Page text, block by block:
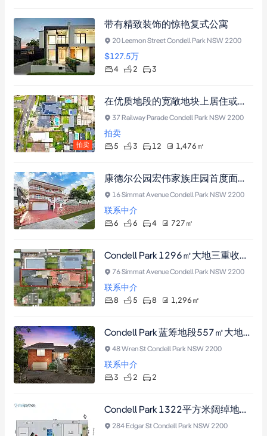
带有精致装饰的惊艳复式公寓
20 Leemon Street Condell Park NSW 2200
$127.5万
4 2 3
拍卖
在优质地段的宽敞地块上居住或开发
37 Railway Parade Condell Park NSW 2200
拍卖
5 3 12 1,476 ㎡
康德尔公园宏伟家族庄园首度面世！傲居Black Charlie's Hill至高点，坐拥城市山峦全景，5-6卧6卫双砖华宅配备恒温泳池、4车位车库及酒店式私人凉亭。
16 Simmat Avenue Condell Park NSW 2200
联系中介
6 6 4 727 ㎡
Condell Park 1296㎡大地三重收益物业：四房主宅+三房姻亲房+单房工作室，周租潜力2500澳元
76 Simmat Avenue Condell Park NSW 2200
联系中介
8 5 8 1,296 ㎡
Condell Park 蓝筹地段557㎡大地住宅，双面临街，现周租800澳元，享稳定收益与双拼别墅开发潜力（需市政厅批准）。
48 Wren St Condell Park NSW 2200
联系中介
3 2 2
Condell Park 1322平方米阔绰地块，六卧家庭住宅配独立储物室，毗邻名校购物中心，需市政厅批准开发机遇
284 Edgar St Condell Park NSW 2200